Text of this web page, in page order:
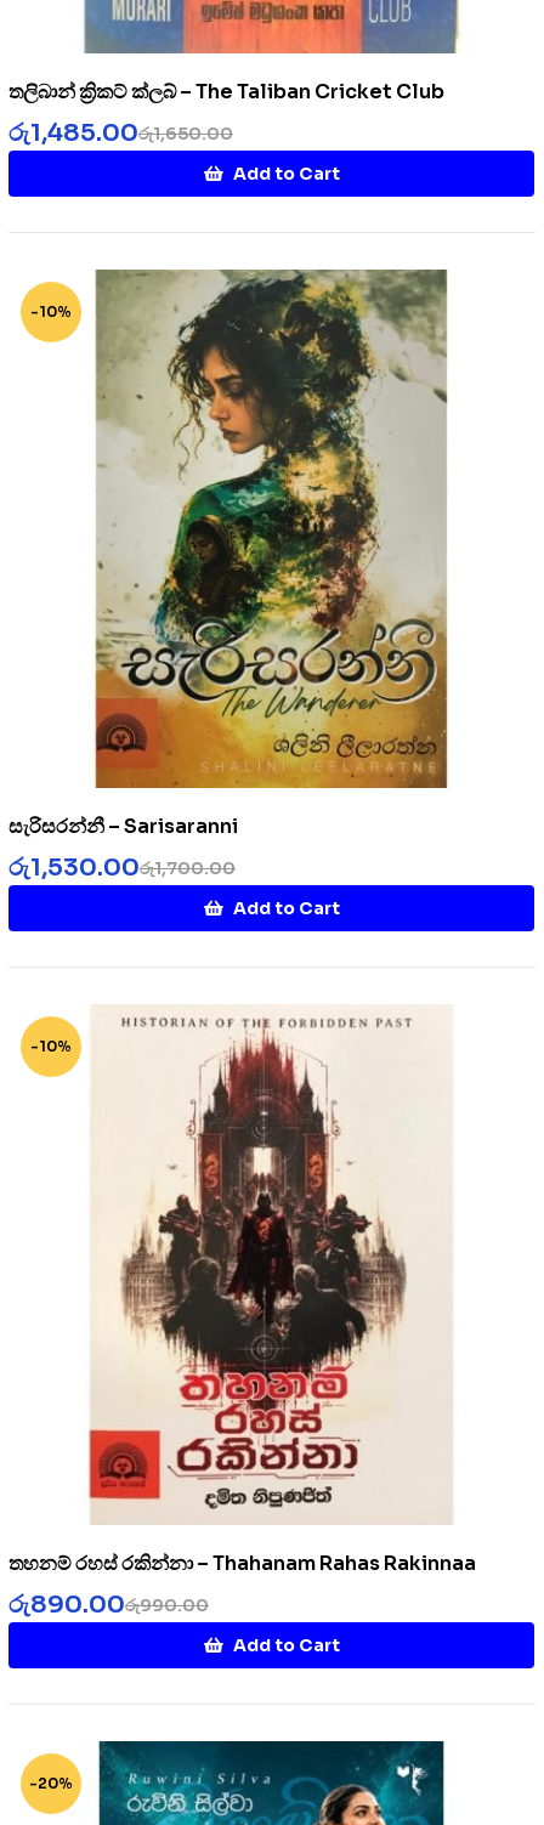
තලිබාන් ක්‍රිකට් ක්ලබ් – The Taliban Cricket Club
රු1,650.00
රු1,485.00
Add to Cart
-10%
සැරිසරන්නී – Sarisaranni
රු1,700.00
රු1,530.00
Add to Cart
-10%
තහනම් රහස් රකින්නා – Thahanam Rahas Rakinnaa
රු990.00
රු890.00
Add to Cart
-20%